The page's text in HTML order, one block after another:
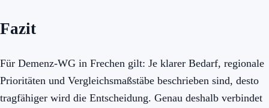
Fazit
Für Demenz-WG in Frechen gilt: Je klarer Bedarf, regionale
Prioritäten und Vergleichsmaßstäbe beschrieben sind, desto
tragfähiger wird die Entscheidung. Genau deshalb verbindet